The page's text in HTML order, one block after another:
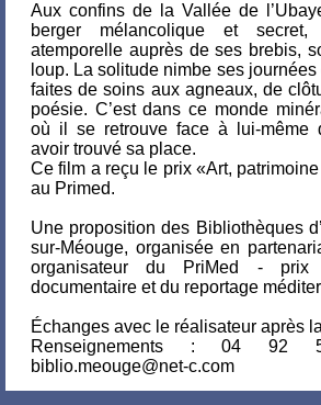
Aux confins de la Vallée de
berger mélancolique et
atemporelle auprès de ses brebis,
loup. La solitude nimbe ses
faites de soins aux agneaux, de
poésie. C’est dans ce monde
où il se retrouve face à lui-même
avoir trouvé sa place.
Ce film a reçu le prix «Art,
au Primed.
Une proposition des Bibliothèques
sur-Méouge, organisée en
organisateur du PriMed - prix
documentaire et du reportage
Échanges avec le réalisateur après
Renseignements : 04
biblio.meouge@net-c.com